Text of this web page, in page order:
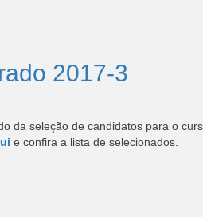
2017-3
da seleção de candidatos para o
e confira a lista de selecionados.